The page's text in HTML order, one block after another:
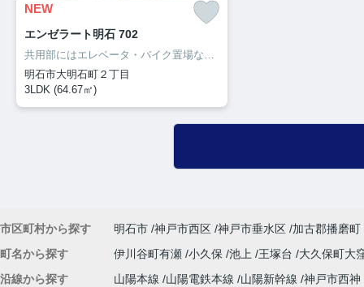
NEW
エンゼラート明石 702
共用部にはエレベータ・バイク置場などが揃っており、とても充実しています。室内設備はCATV・ネット使用料不要・システムキッチンなどが揃っており、とても充実しています。シューズボックス付きなので、ご家族みんなの靴も整頓できます。バルコニー付きの物件です。これから先、どんな暮らしを実現していきたいですか。新しい住まいでハリのある生活を送っていきましょう。お問い合わせもお気軽にご連絡ください。
明石市大明石町２丁目
3LDK (64.67㎡)
市区町村から探す 明石市 神戸市西区 神戸市垂水区 加古郡播磨町
町名から探す
伊川谷町有瀬 小久保 池上 王塚台
大久保町大
沿線から探す
山陽本線 山陽電鉄本線 山陽新幹線 神戸市西